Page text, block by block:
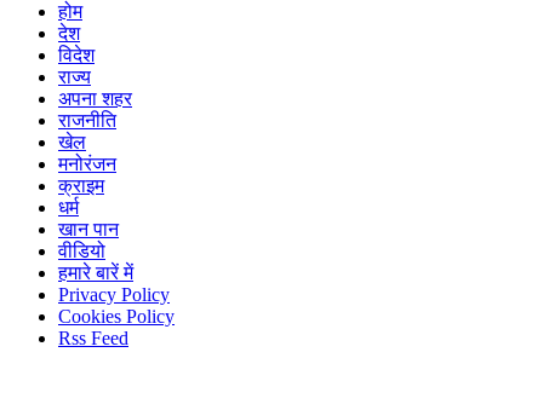
होम
देश
विदेश
राज्य
अपना शहर
राजनीति
खेल
मनोरंजन
क्राइम
धर्म
खान पान
वीडियो
हमारे बारें में
Privacy Policy
Cookies Policy
Rss Feed